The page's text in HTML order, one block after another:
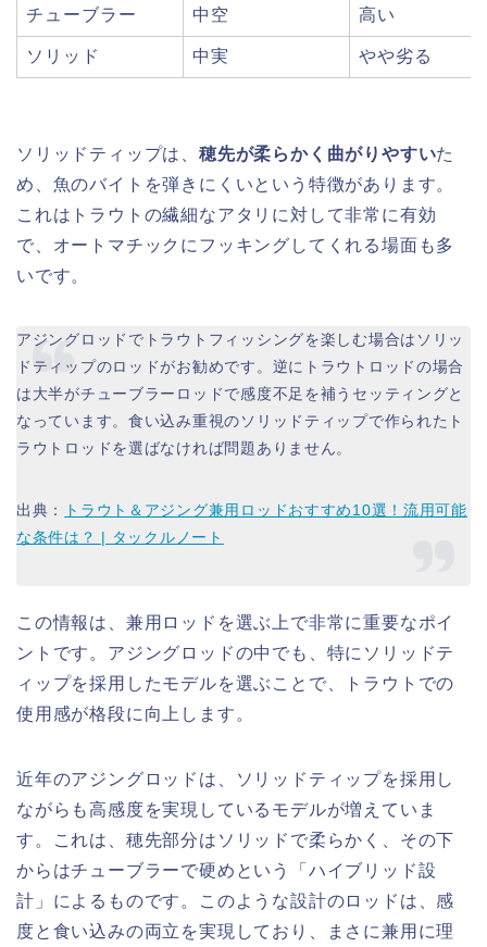
チューブラー 中空 高い
ソリッド 中実 やや劣る
ソリッドティップは、 穂先が柔らかく曲がりやすいた
め、魚のバイトを弾きにくいという特徴があります。
これはトラウトの繊細なアタリに対して非常に有効
で、オートマチックにフッキングしてくれる場面も多
いです。
アジングロッドでトラウトフィッシングを楽しむ場合はソリッ
ドティップのロッドがお勧めです。逆にトラウトロッドの場合
は大半がチューブラーロッドで感度不足を補うセッティングと
なっています。食い込み重視のソリッドティップで作られたト
ラウトロッドを選ばなければ問題ありません。
出典：
トラウト＆アジング兼用ロッドおすすめ10選！流用可能
な条件は？ | タックルノート
この情報は、兼用ロッドを選ぶ上で非常に重要なポイ
ントです。アジングロッドの中でも、特にソリッドテ
ィップを採用したモデルを選ぶことで、トラウトでの
使用感が格段に向上します。
近年のアジングロッドは、ソリッドティップを採用し
ながらも高感度を実現しているモデルが増えていま
す。これは、穂先部分はソリッドで柔らかく、その下
からはチューブラーで硬めという「ハイブリッド設
計」によるものです。このような設計のロッドは、感
度と食い込みの両立を実現しており、まさに兼用に理